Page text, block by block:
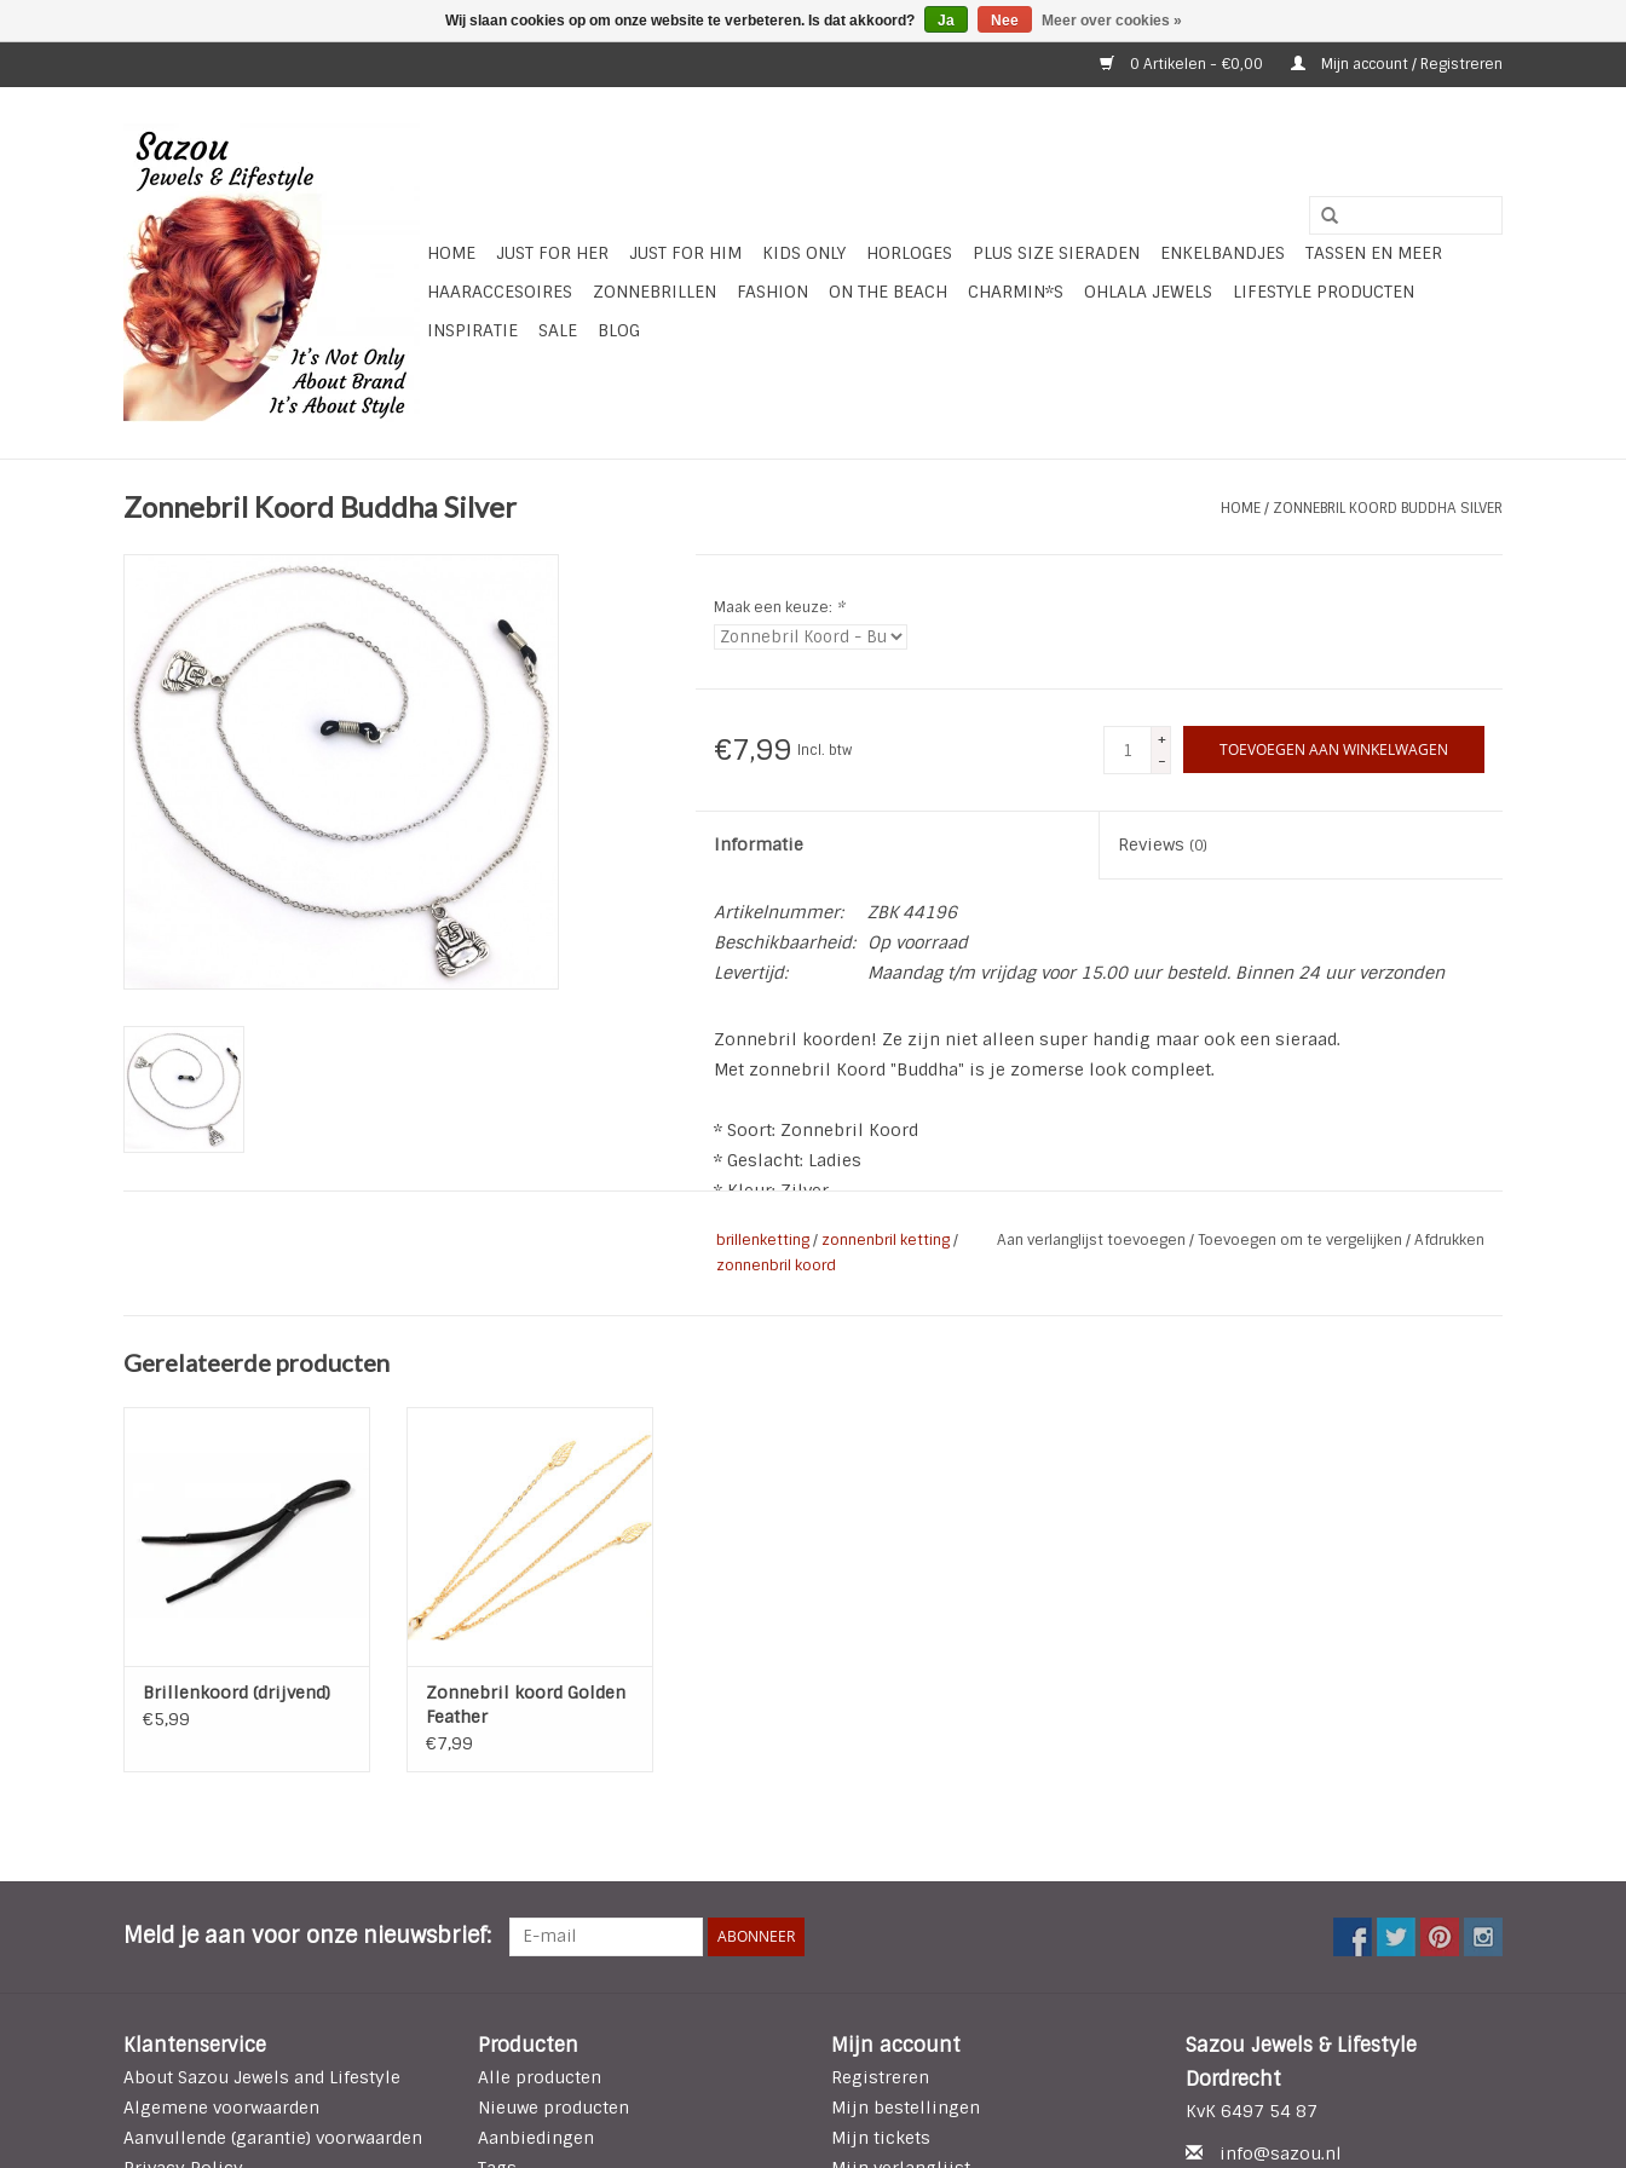
0 Artikelen - €0,00 Mijn account / Registreren
HOME JUST FOR HER JUST FOR HIM KIDS ONLY HORLOGES PLUS SIZE SIERADEN ENKELBANDJES
TASSEN EN MEER
HAARACCESOIRES
ZONNEBRILLEN FASHION ON THE BEACH CHARMIN*S OHLALA JEWELS
LIFESTYLE PRODUCTEN
INSPIRATIE
SALE BLOG
Zonnebril Koord Buddha Silver HOME/ ZONNEBRIL KOORD BUDDHA SILVER
Maak een keuze: *
€7,99 Incl. btw
+
-
TOEVOEGEN AAN WINKELWAGEN
Informatie Reviews (0)
Artikelnummer:
ZBK 44196
Beschikbaarheid:
Op voorraad
Levertijd:
Maandag t/m vrijdag voor 15.00 uur besteld. Binnen 24 uur verzonden
Zonnebril koorden! Ze zijn niet alleen super handig maar ook een sieraad.
Met zonnebril Koord "Buddha" is je zomerse look compleet.
* Soort: Zonnebril Koord
* Geslacht: Ladies
* Kleur: Zilver
* Lengte: 79 cm
brillenketting/ zonnenbril ketting/
zonnenbril koord
Aan verlanglijst toevoegen /Toevoegen om te vergelijken /Afdrukken
Gerelateerde producten
Breedte koord: 1,5 cm
Lengte: 62 cm
TOEVOEGEN AAN WINKELWAGEN
Brillenkoord (drijvend)
€5,99
Feather met gouden veertjes
Kleur: Goud
TOEVOEGEN AAN WINKELWAGEN
Zonnebril koord Golden
Feather
€7,99
Meld je aan voor onze nieuwsbrief: ABONNEER
Klantenservice
About Sazou Jewels and Lifestyle
Algemene voorwaarden
Aanvullende (garantie) voorwaarden
Producten
Alle producten
Nieuwe producten
Aanbiedingen
Mijn account
Registreren
Mijn bestellingen
Mijn tickets
Sazou Jewels & Lifestyle
Dordrecht
KvK 6497 54 87
info@sazou.nl
Wij slaan cookies op om onze website te verbeteren. Is dat akkoord? Ja Nee Meer over cookies »